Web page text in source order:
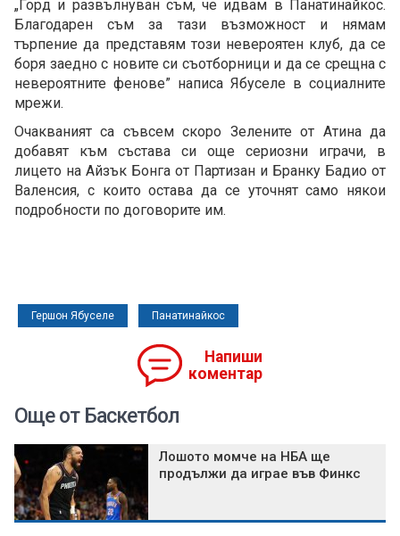
„Горд и развълнуван съм, че идвам в Панатинайкос.
Благодарен съм за тази възможност и нямам
търпение да представям този невероятен клуб, да се
боря заедно с новите си съотборници и да се срещна с
невероятните фенове” написа Ябуселе в социалните
мрежи.
Очакваният са съвсем скоро Зелените от Атина да
добавят към състава си още сериозни играчи, в
лицето на Айзък Бонга от Партизан и Бранку Бадио от
Валенсия, с които остава да се уточнят само някои
подробности по договорите им.
Гершон Ябуселе Панатинайкос
Напиши
коментар
Още от Баскетбол
Лошото момче на НБА ще
продължи да играе във Финкс